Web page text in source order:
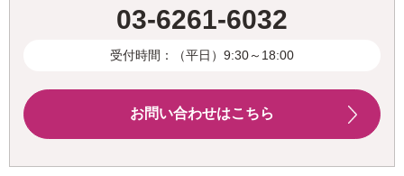
03-6261-6032
受付時間：（平日）9:30～18:00
お問い合わせはこちら